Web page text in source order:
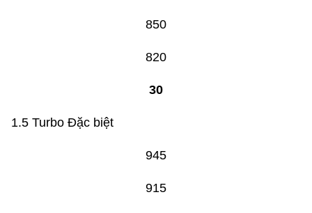
850
820
30
1.5 Turbo Đặc biệt
945
915